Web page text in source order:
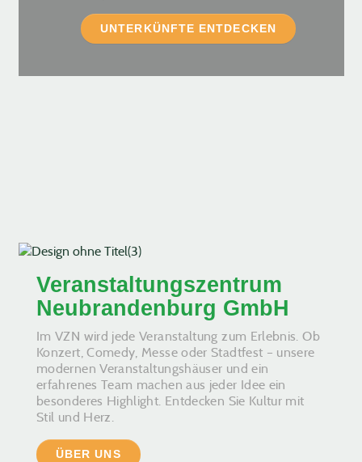
UNTERKÜNFTE ENTDECKEN
Veranstaltungszentrum
Neubrandenburg GmbH
Im VZN wird jede Veranstaltung zum Erlebnis. Ob
Konzert, Comedy, Messe oder Stadtfest – unsere
modernen Veranstaltungshäuser und ein
erfahrenes Team machen aus jeder Idee ein
besonderes Highlight. Entdecken Sie Kultur mit
Stil und Herz.
ÜBER UNS